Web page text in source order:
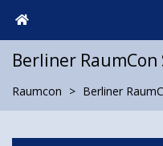
Berliner
Raumcon Berliner